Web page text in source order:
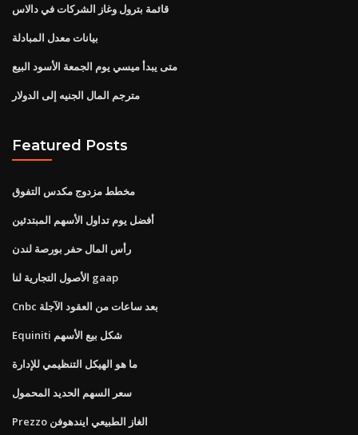
قائمة بترول وغاز الشركات في دالاس
بيانات معدل المبادلة
متى يبدأ ميسي يوم الجمعة الأسود البيع
مترجم المال الجنيه إلى الدولار
Featured Posts
مخطط مزدوج مكدس التفوق
أفضل يوم تداول الأسهم المبتدئين
رأس المال حفر بورصة لندن
الأصول التجارية لنا gaap
Cnbc بعد ساعات من العقود الآجلة
Equiniti شكل بيع الأسهم
ما هو الهيكل التنظيمي للإدارة
سعر السهم الحديد المحمول
Prezzo الغاز الطبيعي ايندهوفن